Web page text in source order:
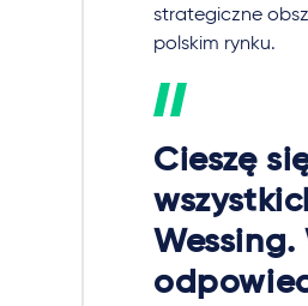
strategiczne
polskim rynku.
Cieszę
Wessing.